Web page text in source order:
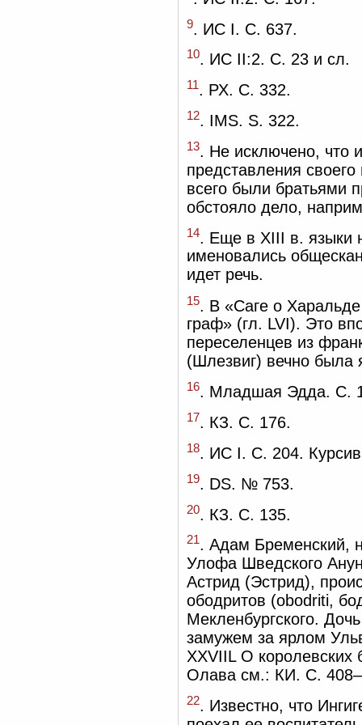
9. ИС I. С. 637.
10. ИС II:2. С. 23 и сл.
11. РХ. С. 332.
12. IMS. S. 322.
13. Не исключено, что
представления
всего были братьями
обстояло дело,
14. Еще в XIII в. языки
именовались
идет речь.
15
. В «Саге о
граф» (гл. LVI). Это
переселенцев из
(Шлезвиг) вечно была
16. Младшая Эдда. С.
17. КЗ. С. 176.
18. ИС I. С. 204.
19. DS. № 753.
20 . КЗ. С. 135.
21. Адам Бременский,
Улофа Шведского
Астрид (Эстрид),
ободритов (obodriti,
Мекленбургского.
замужем за ярлом
XXVIIL О
Олава см.: КИ. С.
22. Известно, что